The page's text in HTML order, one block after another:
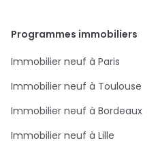
Programmes immobiliers
Immobilier neuf à Paris
Immobilier neuf à Toulouse
Immobilier neuf à Bordeaux
Immobilier neuf à Lille